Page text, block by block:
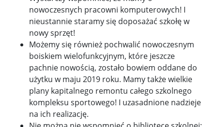
nowoczesnych pracowni komputerowych! I
nieustannie staramy się doposażać szkołę w
nowy sprzęt!
Możemy się również pochwalić nowoczesnym
boiskiem wielofunkcyjnym, które jeszcze
pachnie nowością, zostało bowiem oddane do
użytku w maju 2019 roku. Mamy także wielkie
plany kapitalnego remontu całego szkolnego
kompleksu sportowego! I uzasadnione nadzieje
na ich realizację.